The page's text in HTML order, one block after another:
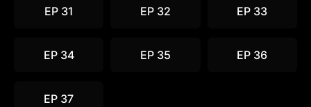
EP 31 EP 32 EP 33
EP 34 EP 35 EP 36
EP 37